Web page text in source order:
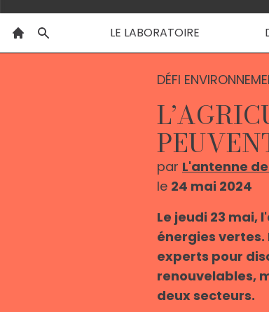
LE LABORATOIRE
DÉFI
par L'antenne
le 24 mai 2024
Le jeudi 23
énergies vertes.
experts pour
renouvelables,
deux secteurs.